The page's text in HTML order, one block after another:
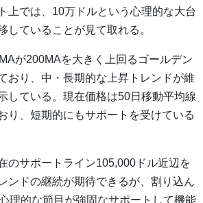
上では、10万ドルという心理的な大台
していることが見て取れる。
が200MAを大きく上回るゴールデン
おり、中・長期的な上昇トレンドが維
している。現在価格は50日移動平均線
り、短期的にもサポートを受けている
のサポートライン105,000ドル近辺を
ンドの継続が期待できるが、割り込ん
理的な節目が強固なサポートして機能